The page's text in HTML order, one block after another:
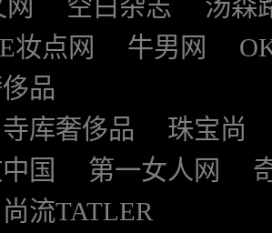
空白杂志
汤森
妆点网 牛男网
品
寺库奢侈品
珠宝尚
国 第一女人网
尚流TATLER